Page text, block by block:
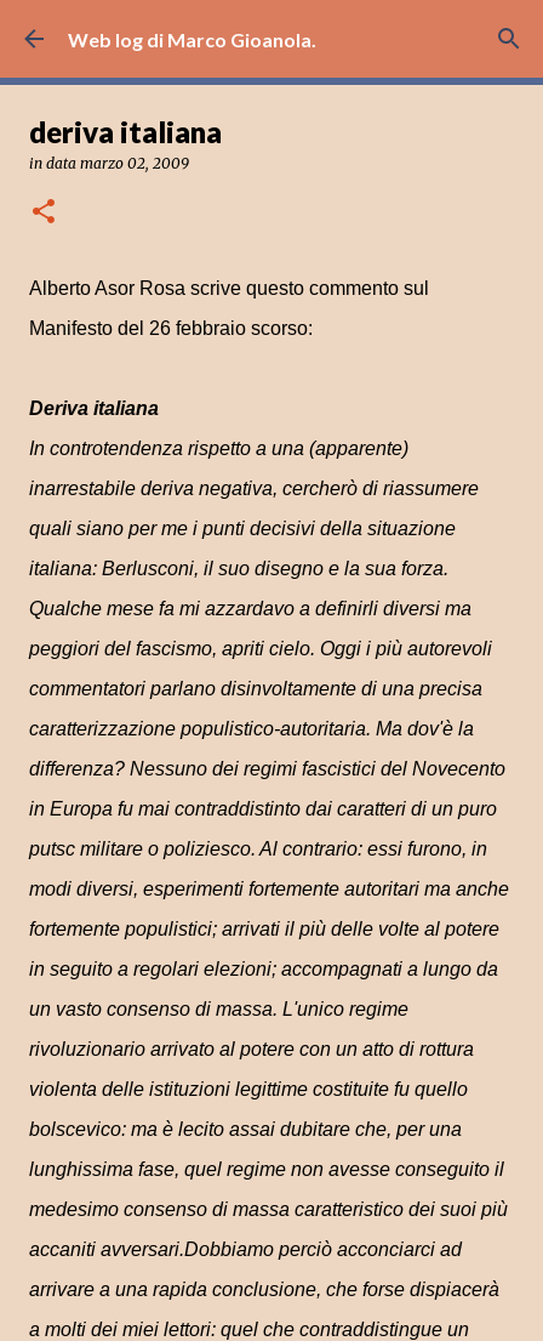
Passa ai contenuti principali
Web log di Marco Gioanola.
deriva italiana
in data marzo 02, 2009
Alberto Asor Rosa scrive questo commento sul
Manifesto del 26 febbraio scorso:
Deriva italiana
In controtendenza rispetto a una (apparente)
inarrestabile deriva negativa, cercherò di riassumere
quali siano per me i punti decisivi della situazione
italiana: Berlusconi, il suo disegno e la sua forza.
Qualche mese fa mi azzardavo a definirli diversi ma
peggiori del fascismo, apriti cielo. Oggi i più autorevoli
commentatori parlano disinvoltamente di una precisa
caratterizzazione populistico-autoritaria. Ma dov'è la
differenza? Nessuno dei regimi fascistici del Novecento
in Europa fu mai contraddistinto dai caratteri di un puro
putsc militare o poliziesco. Al contrario: essi furono, in
modi diversi, esperimenti fortemente autoritari ma anche
fortemente populistici; arrivati il più delle volte al potere
in seguito a regolari elezioni; accompagnati a lungo da
un vasto consenso di massa. L'unico regime
rivoluzionario arrivato al potere con un atto di rottura
violenta delle istituzioni legittime costituite fu quello
bolscevico: ma è lecito assai dubitare che, per una
lunghissima fase, quel regime non avesse conseguito il
medesimo consenso di massa caratteristico dei suoi più
accaniti avversari.Dobbiamo perciò acconciarci ad
arrivare a una rapida conclusione, che forse dispiacerà
a molti dei miei lettori: quel che contraddistingue un